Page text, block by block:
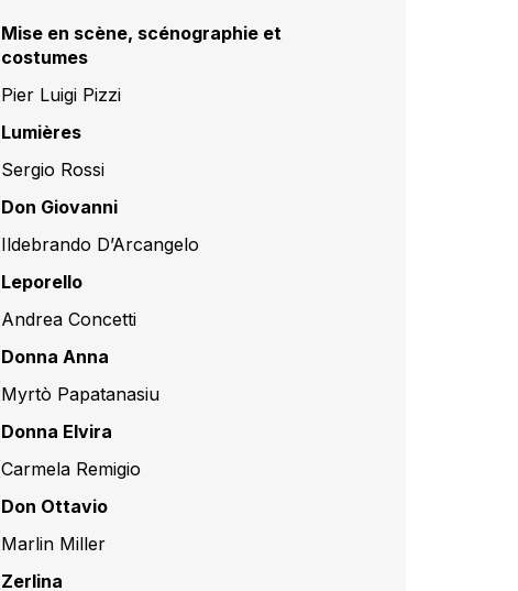
Mise en scène, scénographie et
costumes
Pier Luigi Pizzi
Lumières
Sergio Rossi
Don Giovanni
Ildebrando D’Arcangelo
Leporello
Andrea Concetti
Donna Anna
Myrtò Papatanasiu
Donna Elvira
Carmela Remigio
Don Ottavio
Marlin Miller
Zerlina